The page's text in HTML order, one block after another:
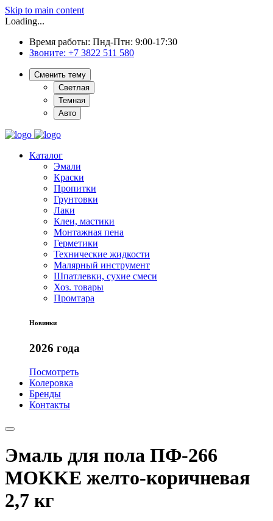
Skip to main content
Loading...
Время работы: Пнд-Птн: 9:00-17:30
Звоните: +7 3822 511 580
Сменить тему
Светлая
Темная
Авто
Каталог
Эмали
Краски
Пропитки
Грунтовки
Лаки
Клеи, мастики
Монтажная пена
Герметики
Технические жидкости
Малярный инструмент
Шпатлевки, сухие смеси
Хоз. товары
Промтара
Новинки
2026 года
Посмотреть
Колеровка
Бренды
Контакты
Эмаль для пола ПФ-266
MОKKE желто-коричневая
2,7 кг